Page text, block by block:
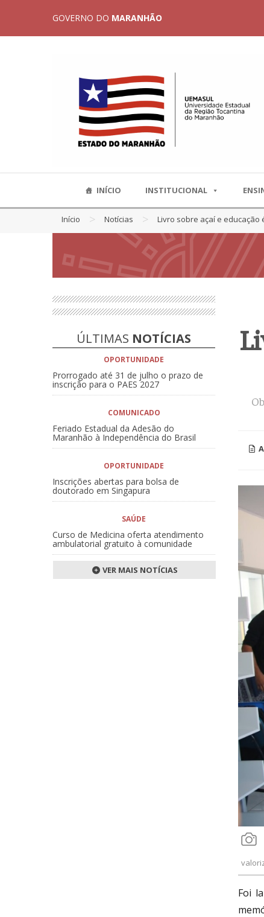
GOVERNO DO MARANHÃO
INÍCIO INSTITUCIONAL
Início > Notícias > Livro sobre açaí e educação
ÚLTIMAS NOTÍCIAS
OPORTUNIDADE
Prorrogado até 31 de julho o prazo de
inscrição para o PAES 2027
COMUNICADO
Feriado Estadual da Adesão do
Maranhão à Independência do Brasil
OPORTUNIDADE
Inscrições abertas para bolsa de
doutorado em Singapura
SAÚDE
Curso de Medicina oferta atendimento
ambulatorial gratuito à comunidade
VER MAIS NOTÍCIAS
Foi